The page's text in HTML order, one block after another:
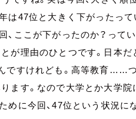
は47位と大きく下がったっ
、ここが下がったのか？って
が理由のひとつです。日本
ですけれども。高等教育……
ます。なので大学とか大学
めに今回、47位という状況に